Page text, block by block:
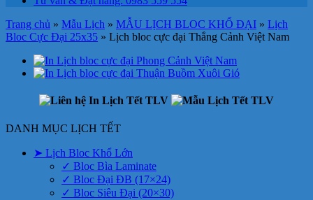
Trang chủ » Mẫu Lịch » MẪU LỊCH BLOC KHỔ ĐẠI » Lịch
Bloc Cực Đại 25x35 » Lịch bloc cực đại Thắng Cảnh Việt Nam
DANH MỤC LỊCH TẾT
➤ Lịch Bloc Khổ Lớn
✓ Bloc Bìa Laminate
✓ Bloc Đại ĐB (17×24)
✓ Bloc Siêu Đại (20×30)